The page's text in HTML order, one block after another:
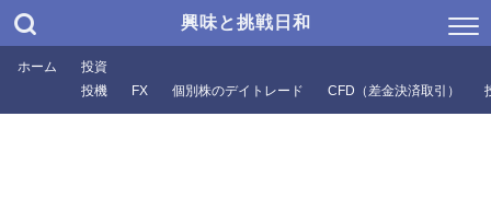
興味と挑戦日和
ホーム
投資
投機
FX 個別株のデイトレード CFD（差金決済取引）